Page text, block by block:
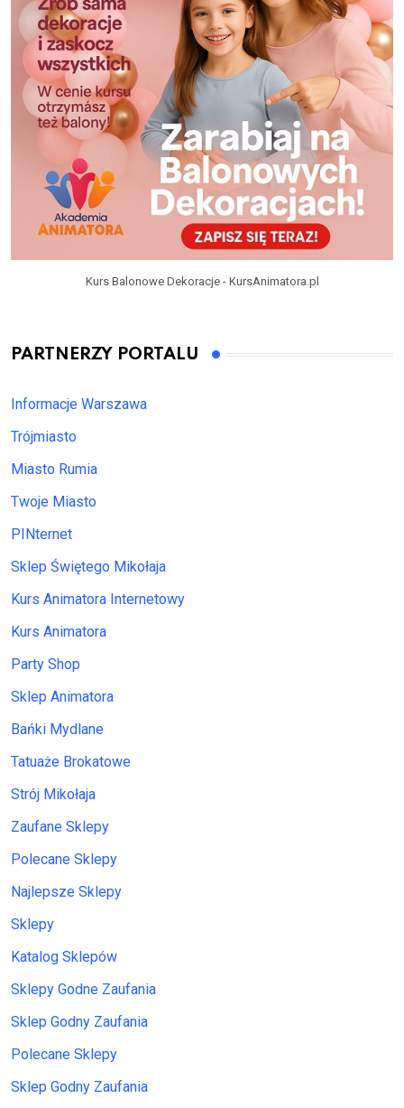
Kurs Balonowe Dekoracje - KursAnimatora.pl
PARTNERZY PORTALU
Informacje Warszawa
Trójmiasto
Miasto Rumia
Twoje Miasto
PINternet
Sklep Świętego Mikołaja
Kurs Animatora Internetowy
Kurs Animatora
Party Shop
Sklep Animatora
Bańki Mydlane
Tatuaże Brokatowe
Strój Mikołaja
Zaufane Sklepy
Polecane Sklepy
Najlepsze Sklepy
Sklepy
Katalog Sklepów
Sklepy Godne Zaufania
Sklep Godny Zaufania
Polecane Sklepy
Sklep Godny Zaufania